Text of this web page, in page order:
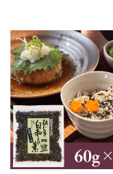
じき使用】【ポスト投